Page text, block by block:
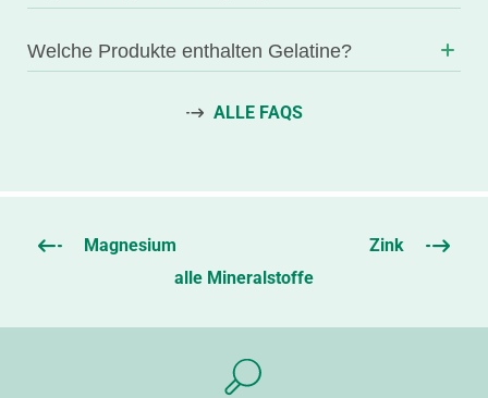
Welche Produkte enthalten Gelatine?
ALLE FAQS
Magnesium
Zink
alle Mineralstoffe